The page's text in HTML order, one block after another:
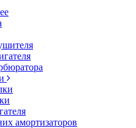
амортизаторов